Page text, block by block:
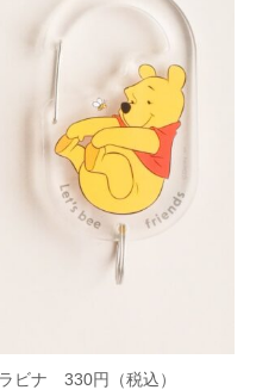
ビナ 330円（税込）